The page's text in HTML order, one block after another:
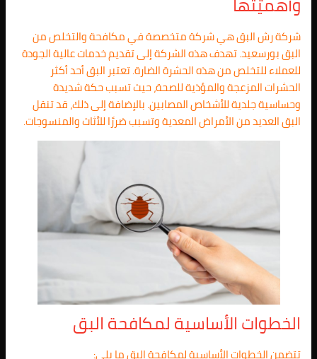
شركة رش البق هي شركة متخصصة في مكافحة والتخلص من
البق بورسعيد. تهدف هذه الشركة إلى تقديم خدمات عالية الجودة
للعملاء للتخلص من هذه الحشرة الضارة. تعتبر البق أحد أكثر
الحشرات المزعجة والمؤذية للصحة، حيث تسبب حكة شديدة
وحساسية جلدية للأشخاص المصابين. بالإضافة إلى ذلك، قد تنقل
البق العديد من الأمراض المعدية وتسبب ضررًا للأثاث والمنسوجات.
الخطوات الأساسية لمكافحة البق
تتضمن الخطوات الأساسية لمكافحة البق ما يلي: